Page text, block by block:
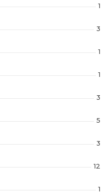
1
3
1
1
3
5
3
12
1